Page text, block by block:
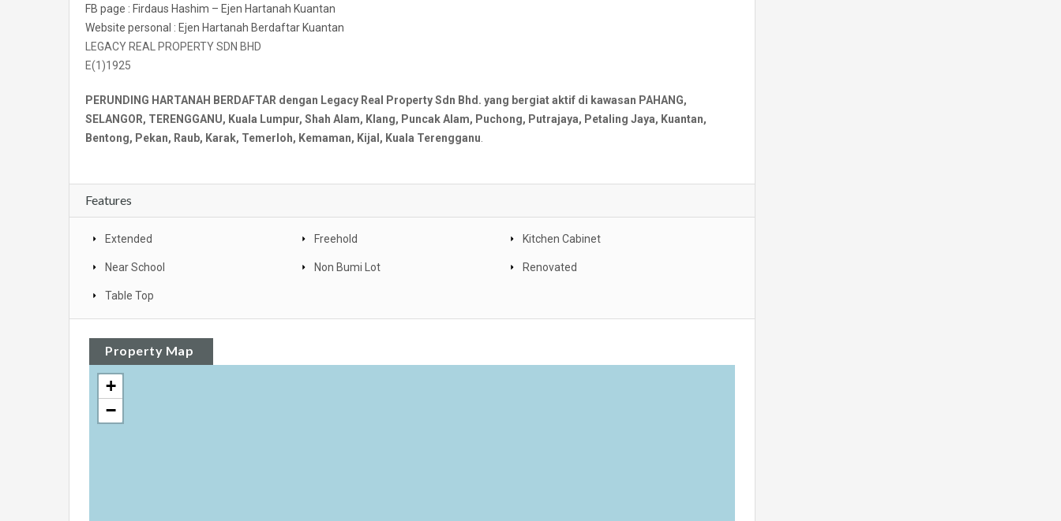
FB page : Firdaus Hashim – Ejen Hartanah Kuantan
Website personal : Ejen Hartanah Berdaftar Kuantan
LEGACY REAL PROPERTY SDN BHD
E(1)1925
PERUNDING HARTANAH BERDAFTAR dengan Legacy Real Property Sdn Bhd. yang bergiat aktif di kawasan PAHANG,
SELANGOR, TERENGGANU, Kuala Lumpur, Shah Alam, Klang, Puncak Alam, Puchong, Putrajaya, Petaling Jaya, Kuantan,
Bentong, Pekan, Raub, Karak, Temerloh, Kemaman, Kijal, Kuala Terengganu.
Features
Extended Freehold Kitchen Cabinet
Near School Non Bumi Lot Renovated
Table Top
Property Map
+
−